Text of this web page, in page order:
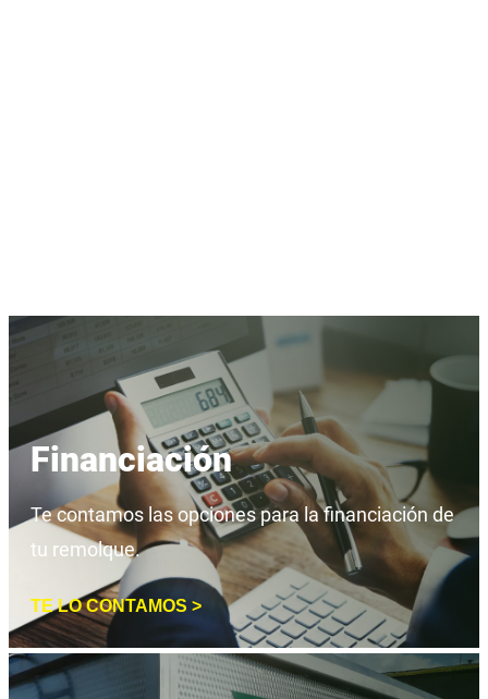
Financiación
Te contamos las opciones para la financiación de
tu remolque.
TE LO CONTAMOS >